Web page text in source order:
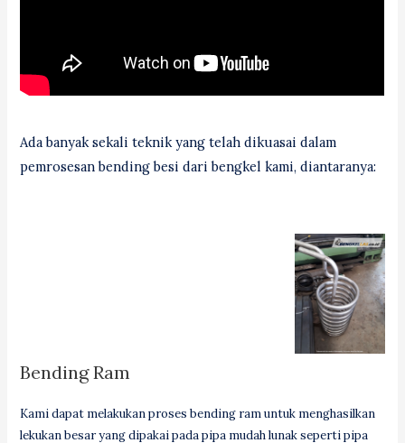
Ada banyak sekali teknik yang telah dikuasai dalam
pemrosesan bending besi dari bengkel kami, diantaranya:
Bending Ram
Kami dapat melakukan proses bending ram untuk menghasilkan
lekukan besar yang dipakai pada pipa mudah lunak seperti pipa